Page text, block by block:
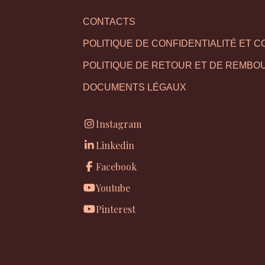
CONTACTS
POLITIQUE DE CONFIDENTIALITÉ ET
POLITIQUE DE RETOUR ET DE
DOCUMENTS LÉGAUX
Instagram
Linkedin
Facebook
Youtube
Pinterest